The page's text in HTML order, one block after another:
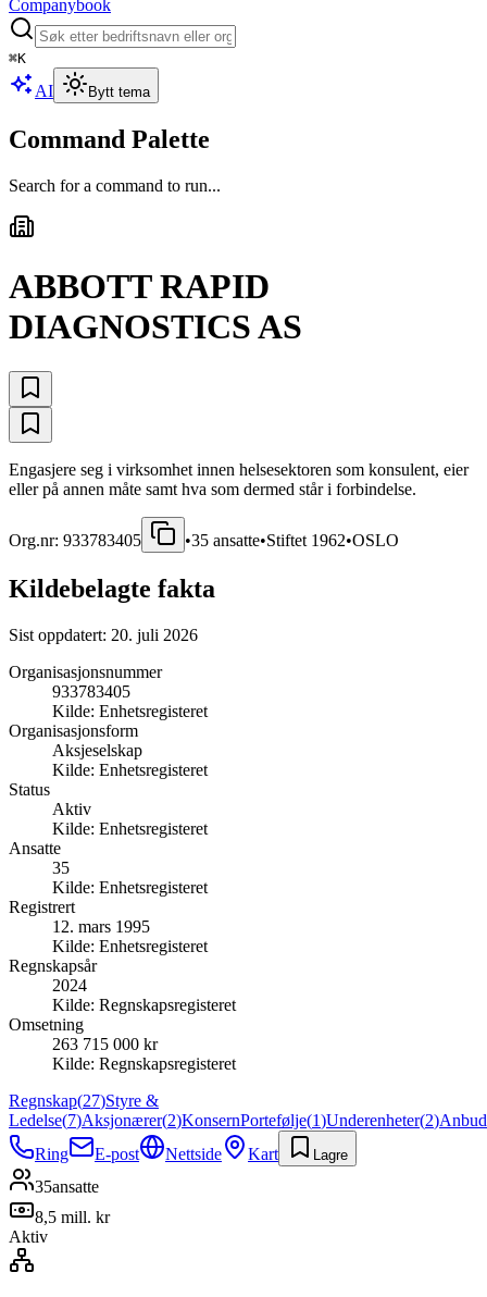
Companybook
⌘K
AI Bytt tema
Command Palette
Search for a command to run...
ABBOTT RAPID
DIAGNOSTICS AS
Engasjere seg i virksomhet innen helsesektoren som konsulent, eier
eller på annen måte samt hva som dermed står i forbindelse.
Org.nr: 933783405 •35 ansatte•Stiftet 1962•OSLO
Kildebelagte fakta
Sist oppdatert: 20. juli 2026
Organisasjonsnummer
933783405
Kilde: Enhetsregisteret
Organisasjonsform
Aksjeselskap
Kilde: Enhetsregisteret
Status
Aktiv
Kilde: Enhetsregisteret
Ansatte
35
Kilde: Enhetsregisteret
Registrert
12. mars 1995
Kilde: Enhetsregisteret
Regnskapsår
2024
Kilde: Regnskapsregisteret
Omsetning
263 715 000 kr
Kilde: Regnskapsregisteret
Regnskap(27)Styre &
Ledelse(7)Aksjonærer(2)KonsernPortefølje(1)Underenheter(2)Anbud
Ring
E-post Nettside Kart Lagre
35ansatte
8,5 mill. kr
Aktiv